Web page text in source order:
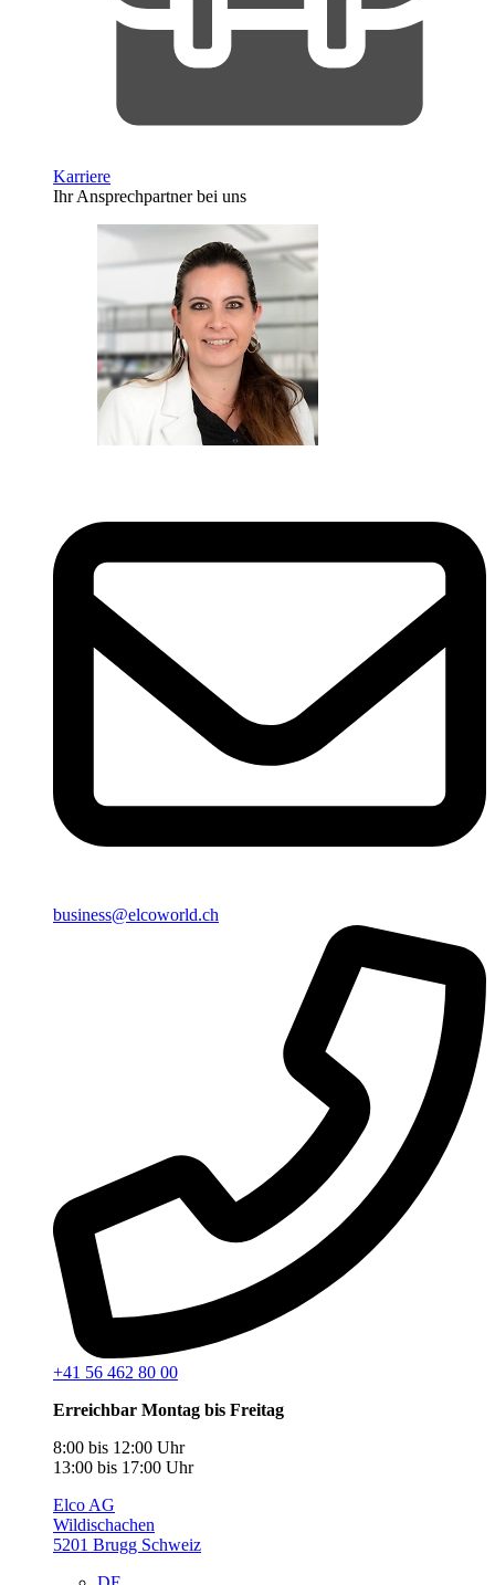
Karriere
Ihr Ansprechpartner bei uns
business@elcoworld.ch
+41 56 462 80 00
Erreichbar Montag bis Freitag
8:00 bis 12:00 Uhr
13:00 bis 17:00 Uhr
Elco AG
Wildischachen
5201 Brugg Schweiz